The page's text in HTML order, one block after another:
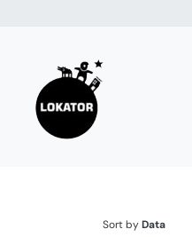
zawartości
Sort byData